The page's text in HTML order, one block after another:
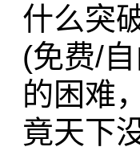
什么突
(免费/
的困难
竟天下